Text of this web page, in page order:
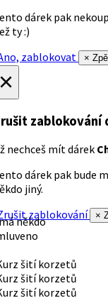
dárek pak
ty :)
zablokovat
×
zablokování
nechceš mít dárek
dárek pak bude
jiný.
zablokování
×
někdo